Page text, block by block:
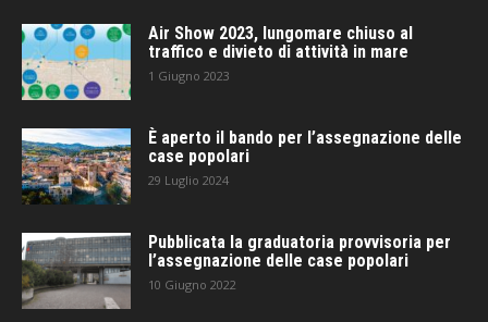
Air Show 2023, lungomare chiuso al
traffico e divieto di attività in mare
1 Giugno 2023
È aperto il bando per l’assegnazione delle
case popolari
29 Luglio 2024
Pubblicata la graduatoria provvisoria per
l’assegnazione delle case popolari
10 Giugno 2022